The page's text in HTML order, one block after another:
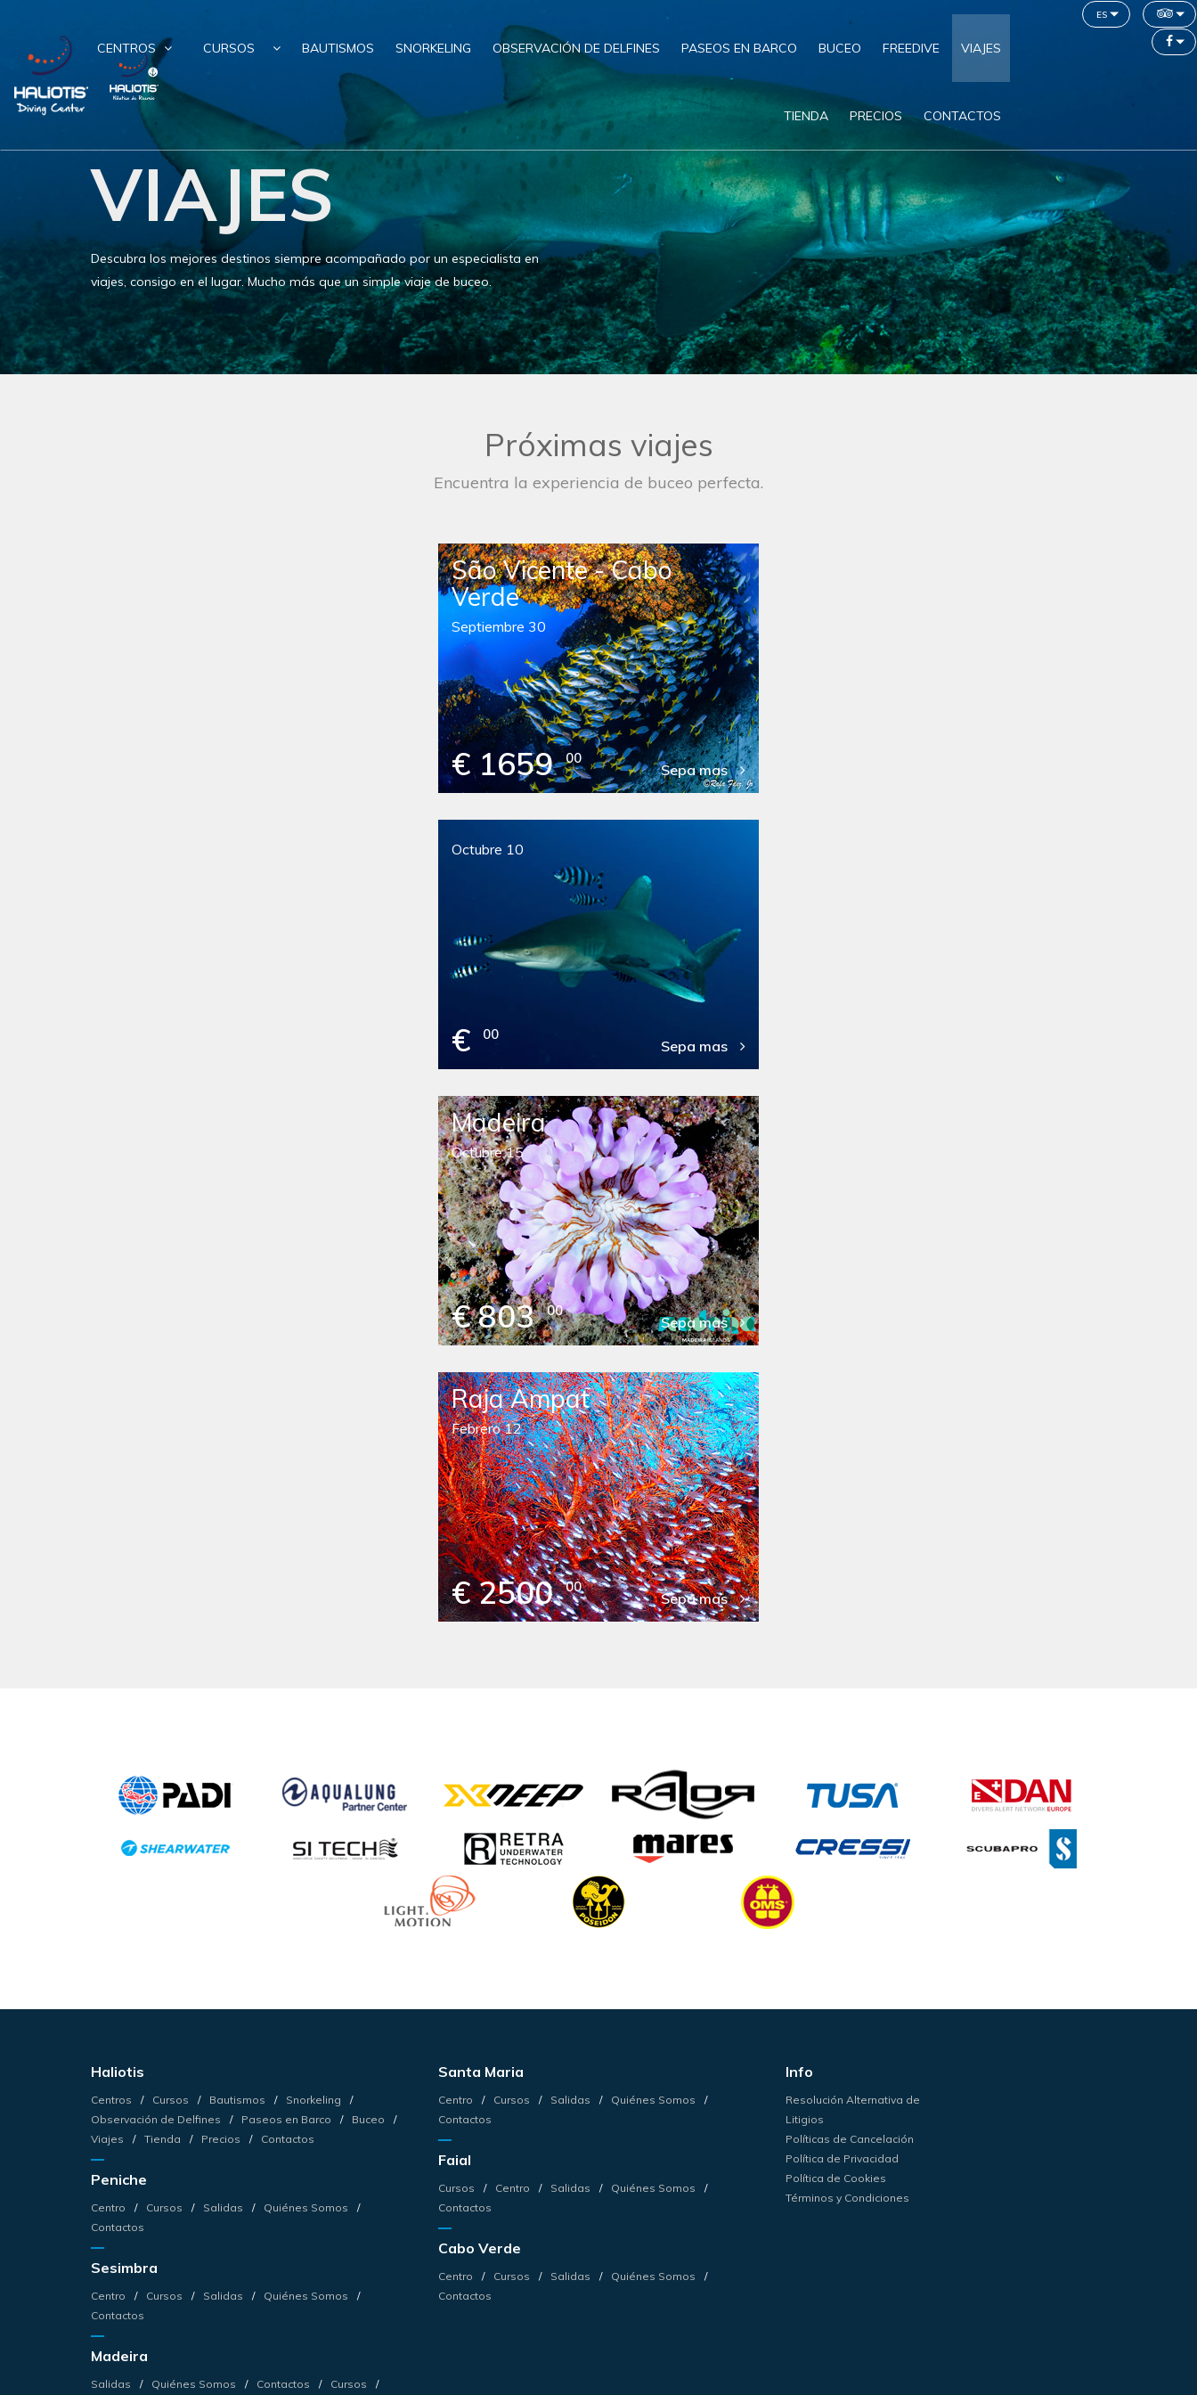
CENTROS CURSOS BAUTISMOS SNORKELING OBSERVACIÓN DE DELFINES PASEOS EN BARCO BUCEO FREEDIVE VIAJES
TIENDA PRECIOS CONTACTOS
es
VIAJES
Descubra los mejores destinos siempre acompañado por un especialista en
viajes, consigo en el lugar. Mucho más que un simple viaje de buceo.
Próximas viajes
Encuentra la experiencia de buceo perfecta.
São Vicente - Cabo
Verde
Septiembre 30
€ 1659 00
Sepa mas
Octubre 10
€ 00
Sepa mas
Madeira
Octubre 15
€ 803 00
Sepa mas
Raja Ampat
Febrero 12
€ 2500 00
Sepa mas
Haliotis
Centros Cursos Bautismos
Snorkeling
Observación de Delfines
Paseos en Barco
Buceo
Viajes
Tienda Precios Contactos
Peniche
Centro Cursos Salidas
Quiénes Somos
Contactos
Sesimbra
Centro Cursos Salidas
Quiénes Somos
Contactos
Madeira
Salidas Quiénes Somos Contactos Cursos
Santa Maria
Centro Cursos Salidas
Quiénes Somos
Contactos
Faial
Cursos Centro Salidas
Quiénes Somos
Contactos
Cabo Verde
Centro Cursos Salidas
Quiénes Somos
Contactos
Info
Resolución Alternativa de
Litigios
Políticas de Cancelación
Política de Privacidad
Política de Cookies
Términos y Condiciones